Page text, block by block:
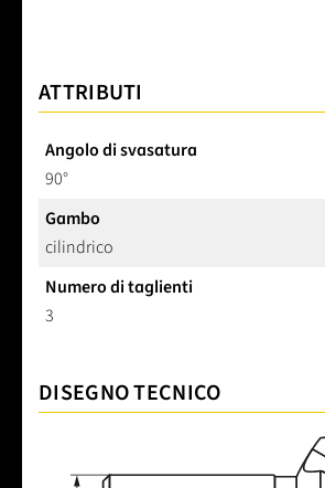
ATTRIBUTI
Angolo di svasatura
90°
Gambo
cilindrico
Numero di taglienti
3
DISEGNO TECNICO